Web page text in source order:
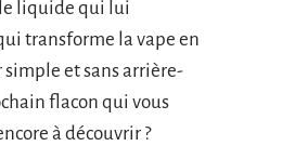
liquide qui lui
transforme la vape en
et sans arrière-
flacon qui vous
à découvrir ?